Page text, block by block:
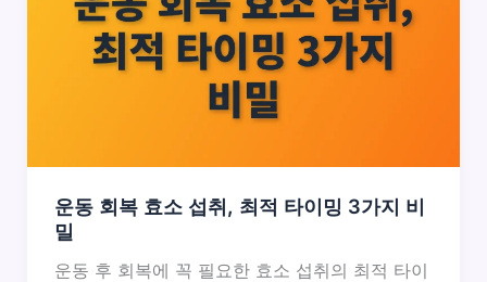
운동 회복 효소 섭취, 최적 타이밍 3가지 비
밀
운동 후 회복에 꼭 필요한 효소 섭취의 최적 타이